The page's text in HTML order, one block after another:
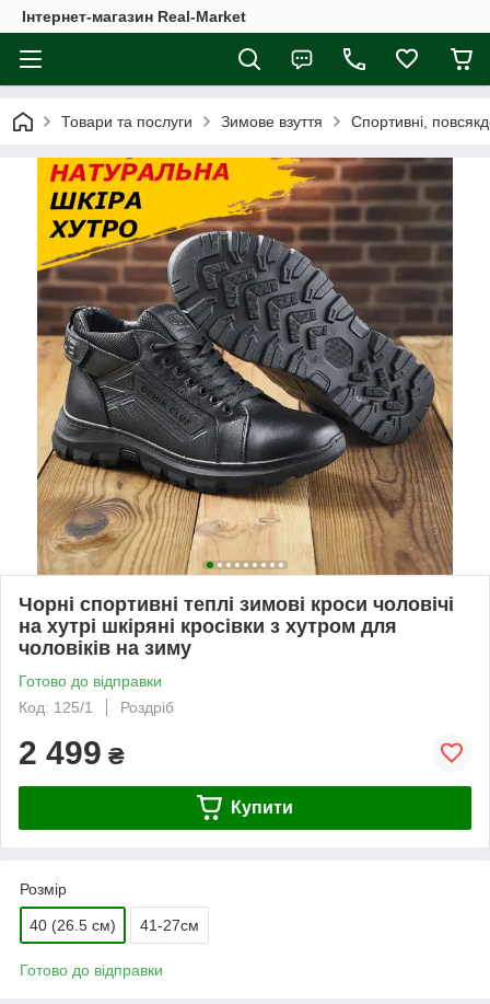
Інтернет-магазин Real-Market
Товари та послуги Зимове взуття Спортивні,
Чорні спортивні теплі зимові кроси чоловічі
на хутрі шкіряні кросівки з хутром для
чоловіків на зиму
Готово до відправки
Код: 125/1
Роздріб
2 499 ₴
Купити
Розмір
40 (26.5 см) 41-27см
Готово до відправки